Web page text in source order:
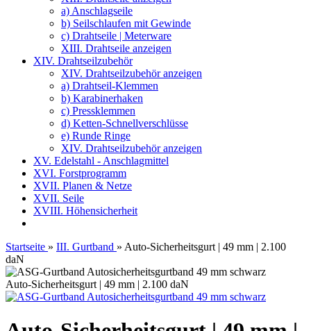
a) Anschlagseile
b) Seilschlaufen mit Gewinde
c) Drahtseile | Meterware
XIII. Drahtseile anzeigen
XIV. Drahtseilzubehör
XIV. Drahtseilzubehör anzeigen
a) Drahtseil-Klemmen
b) Karabinerhaken
c) Pressklemmen
d) Ketten-Schnellverschlüsse
e) Runde Ringe
XIV. Drahtseilzubehör anzeigen
XV. Edelstahl - Anschlagmittel
XVI. Forstprogramm
XVII. Planen & Netze
XVII. Seile
XVIII. Höhensicherheit
Startseite » III. Gurtband » Auto-Sicherheitsgurt | 49 mm | 2.100
daN
Auto-Sicherheitsgurt | 49 mm | 2.100 daN